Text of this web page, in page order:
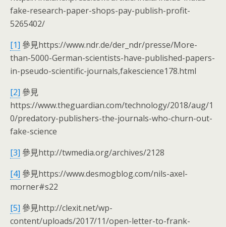
fake-research-paper-shops-pay-publish-profit-
5265402/
[1] 參見https://www.ndr.de/der_ndr/presse/More-
than-5000-German-scientists-have-published-papers-
in-pseudo-scientific-journals,fakescience178.html
[2] 參見
https://www.theguardian.com/technology/2018/aug/1
0/predatory-publishers-the-journals-who-churn-out-
fake-science
[3] 參見http://twmedia.org/archives/2128
[4] 參見https://www.desmogblog.com/nils-axel-
morner#s22
[5] 參見http://clexit.net/wp-
content/uploads/2017/11/open-letter-to-frank-